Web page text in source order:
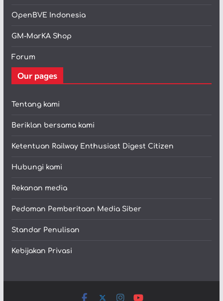
OpenBVE Indonesia
GM-MarKA Shop
Forum
Our pages
Tentang kami
Beriklan bersama kami
Ketentuan Railway Enthusiast Digest Citizen
Hubungi kami
Rekanan media
Pedoman Pemberitaan Media Siber
Standar Penulisan
Kebijakan Privasi